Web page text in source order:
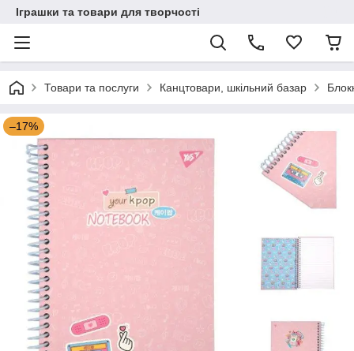
Іграшки та товари для творчості
Товари та послуги Канцтовари, шкільний базар
–17%